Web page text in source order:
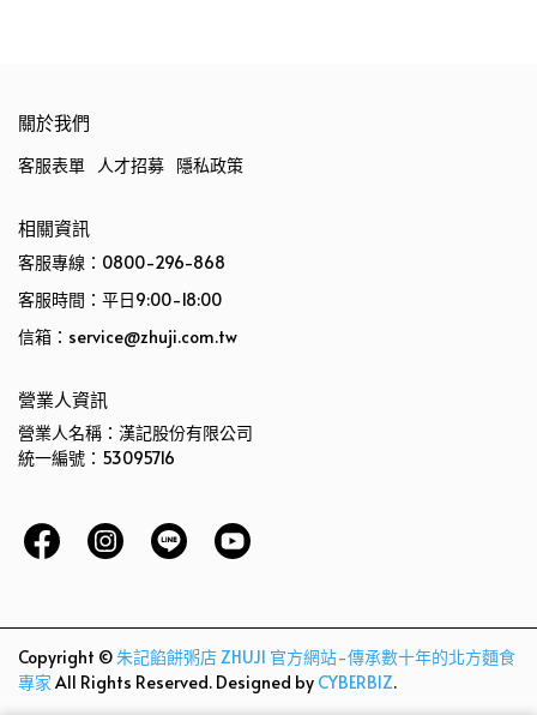
關於我們
客服表單 人才招募 隱私政策
相關資訊
客服專線：0800-296-868
客服時間：平日9:00-18:00
信箱：service@zhuji.com.tw
營業人資訊
營業人名稱：漢記股份有限公司
統一編號：53095716
Copyright ©朱記餡餅粥店 ZHUJI 官方網站-傳承數十年的北方麵食
專家 All Rights Reserved. Designed by CYBERBIZ.